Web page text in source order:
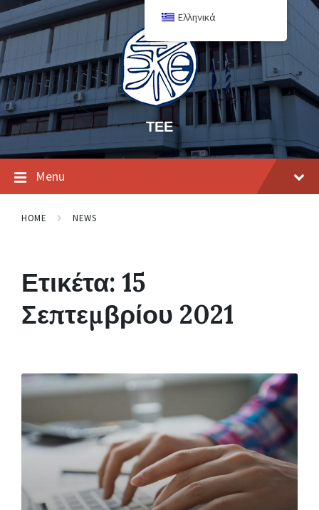
ΤΕΕ
Menu
HOME NEWS
Ετικέτα: 15
Σεπτεμβρίου 2021
Περισσότερα
Ελληνικά